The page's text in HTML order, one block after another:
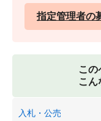
指定管理者の
この
こん
入札・公売